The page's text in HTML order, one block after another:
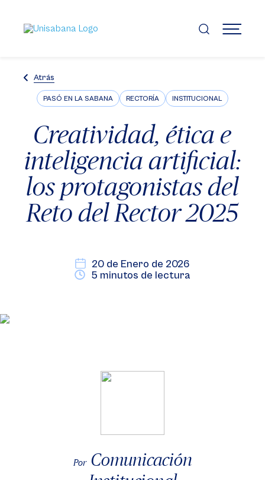
contenido
principal
MENÚ
Atrás
PASÓ EN LA SABANA RECTORÍA INSTITUCIONAL
Creatividad, ética e
inteligencia artificial:
los protagonistas del
Reto del Rector 2025
20 de Enero de 2026
5 minutos de lectura
Por Comunicación